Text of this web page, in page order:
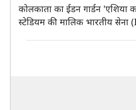
कोलकाता का ईडन गार्डन 'एशिया
स्टेडियम की मालिक भारतीय